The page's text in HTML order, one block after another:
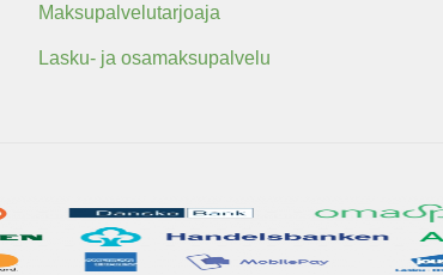
Maksupalvelutarjoaja
Lasku- ja osamaksupalvelu